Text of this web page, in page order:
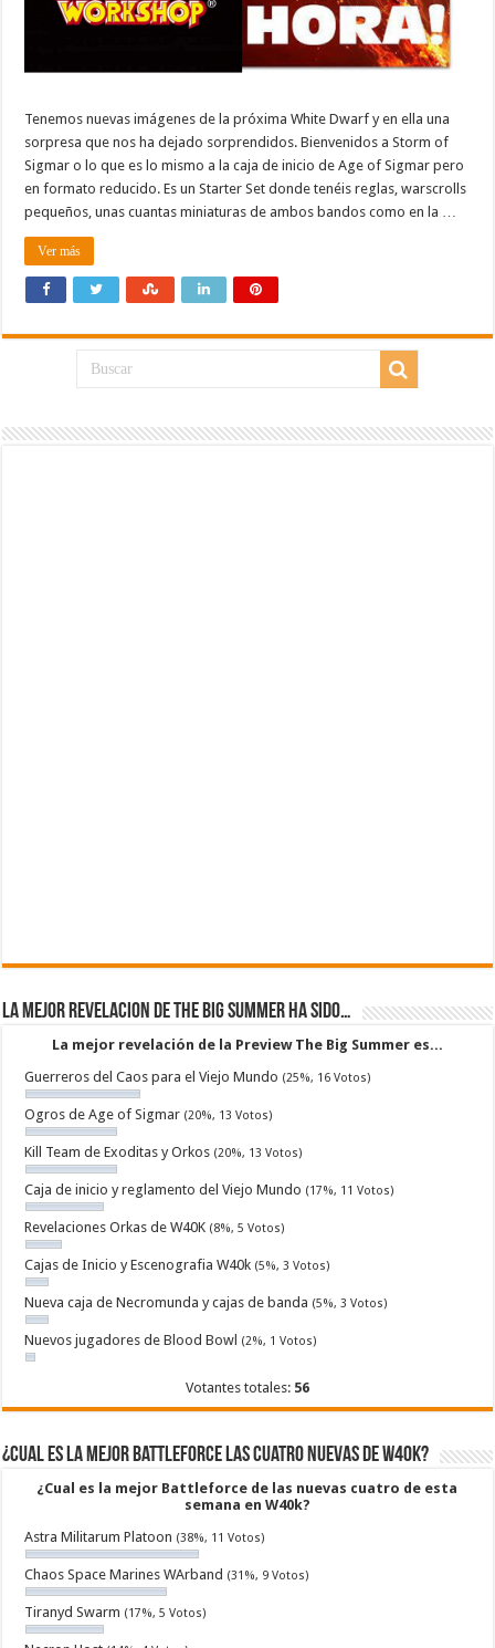
Tenemos nuevas imágenes de la próxima White Dwarf y en ella una
sorpresa que nos ha dejado sorprendidos. Bienvenidos a Storm of
Sigmar o lo que es lo mismo a la caja de inicio de Age of Sigmar pero
en formato reducido. Es un Starter Set donde tenéis reglas, warscrolls
pequeños, unas cuantas miniaturas de ambos bandos como en la …
Ver más
La mejor revelacion de The Big Summer ha sido…
La mejor revelación de la Preview The Big Summer es...
Guerreros del Caos para el Viejo Mundo (25%, 16 Votos)
Ogros de Age of Sigmar (20%, 13 Votos)
Kill Team de Exoditas y Orkos (20%, 13 Votos)
Caja de inicio y reglamento del Viejo Mundo (17%, 11 Votos)
Revelaciones Orkas de W40K (8%, 5 Votos)
Cajas de Inicio y Escenografia W40k (5%, 3 Votos)
Nueva caja de Necromunda y cajas de banda (5%, 3 Votos)
Nuevos jugadores de Blood Bowl (2%, 1 Votos)
Votantes totales: 56
¿Cual es la mejor Battleforce las cuatro nuevas de W40k?
¿Cual es la mejor Battleforce de las nuevas cuatro de esta
semana en W40k?
Astra Militarum Platoon (38%, 11 Votos)
Chaos Space Marines WArband (31%, 9 Votos)
Tiranyd Swarm (17%, 5 Votos)